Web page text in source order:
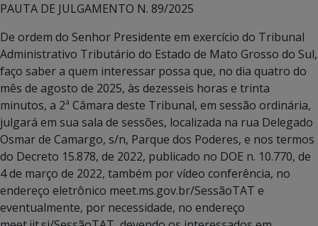
PAUTA DE JULGAMENTO N. 89/2025
De ordem do Senhor Presidente em exercício do Tribunal
Administrativo Tributário do Estado de Mato Grosso do Sul,
faço saber a quem interessar possa que, no dia quatro do
mês de agosto de 2025, às dezesseis horas e trinta
minutos, a 2ª Câmara deste Tribunal, em sessão ordinária,
julgará em sua sala de sessões, localizada na rua Delegado
Osmar de Camargo, s/n, Parque dos Poderes, e nos termos
do Decreto 15.878, de 2022, publicado no DOE n. 10.770, de
4 de março de 2022, também por vídeo conferência, no
endereço eletrônico meet.ms.gov.br/SessãoTAT e
eventualmente, por necessidade, no endereço